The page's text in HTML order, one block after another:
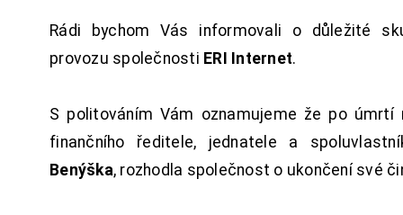
Rádi bychom Vás informovali o důležité
provozu společnosti ERI Internet.
S politováním Vám oznamujeme že po úmrtí
finančního ředitele, jednatele a
Benýška, rozhodla společnost o ukončení své